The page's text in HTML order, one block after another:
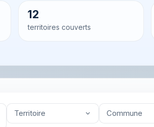
12
territoires couverts
Territoire Commune